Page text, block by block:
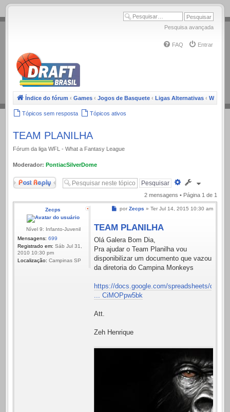
.
Pesquisa avançada
FAQ Entrar
Índice do fórum ‹ Games ‹ Jogos de Basquete ‹ Ligas Alternativas ‹ WFL
Tópicos sem resposta Tópicos ativos
TEAM PLANILHA
Fórum da liga WFL - What a Fantasy League
Moderador: PontiacSilverDome
Responder
Pesquisa
avançada
2 mensagens • Página 1 de 1
Zecps
Nível 9: Infanto-Juvenil
Mensagens: 699
Registrado em: Sáb Jul 31,
2010 10:30 pm
Localização: Campinas SP
Mensagem
por Zecps » Ter Jul 14, 2015 10:30 am
TEAM PLANILHA
Olá Galera Bom Dia,
Pra ajudar o Team Planilha vou
disponibilizar um documento que vazou
da diretoria do Campina Monkeys
https://docs.google.com/spreadsheets/d/
... CiMOPpw5bk
Att.
Zeh Henrique